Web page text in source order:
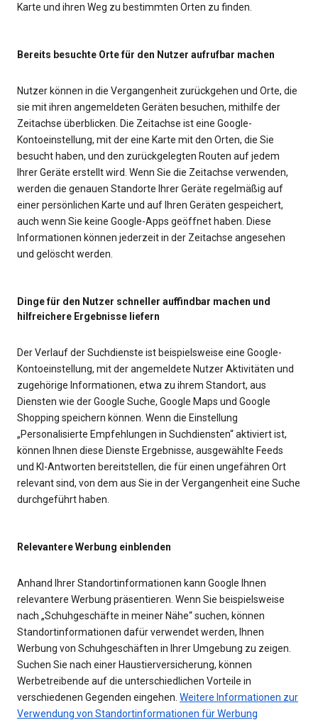
Karte und ihren Weg zu bestimmten Orten zu finden.
Bereits besuchte Orte für den Nutzer aufrufbar machen
Nutzer können in die Vergangenheit zurückgehen und Orte, die
sie mit ihren angemeldeten Geräten besuchen, mithilfe der
Zeitachse überblicken. Die Zeitachse ist eine Google-
Kontoeinstellung, mit der eine Karte mit den Orten, die Sie
besucht haben, und den zurückgelegten Routen auf jedem
Ihrer Geräte erstellt wird. Wenn Sie die Zeitachse verwenden,
werden die genauen Standorte Ihrer Geräte regelmäßig auf
einer persönlichen Karte und auf Ihren Geräten gespeichert,
auch wenn Sie keine Google-Apps geöffnet haben. Diese
Informationen können jederzeit in der Zeitachse angesehen
und gelöscht werden.
Dinge für den Nutzer schneller auffindbar machen und
hilfreichere Ergebnisse liefern
Der Verlauf der Suchdienste ist beispielsweise eine Google-
Kontoeinstellung, mit der angemeldete Nutzer Aktivitäten und
zugehörige Informationen, etwa zu ihrem Standort, aus
Diensten wie der Google Suche, Google Maps und Google
Shopping speichern können. Wenn die Einstellung
„Personalisierte Empfehlungen in Suchdiensten“ aktiviert ist,
können Ihnen diese Dienste Ergebnisse, ausgewählte Feeds
und KI-Antworten bereitstellen, die für einen ungefähren Ort
relevant sind, von dem aus Sie in der Vergangenheit eine Suche
durchgeführt haben.
Relevantere Werbung einblenden
Anhand Ihrer Standortinformationen kann Google Ihnen
relevantere Werbung präsentieren. Wenn Sie beispielsweise
nach „Schuhgeschäfte in meiner Nähe“ suchen, können
Standortinformationen dafür verwendet werden, Ihnen
Werbung von Schuhgeschäften in Ihrer Umgebung zu zeigen.
Suchen Sie nach einer Haustierversicherung, können
Werbetreibende auf die unterschiedlichen Vorteile in
verschiedenen Gegenden eingehen. Weitere Informationen zur
Verwendung von Standortinformationen für Werbung